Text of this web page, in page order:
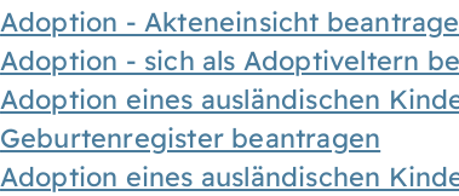
Adoption - Akteneinsicht
Adoption - sich als Adoptiveltern
Adoption eines ausländischen
Geburtenregister beantragen
Adoption eines ausländischen